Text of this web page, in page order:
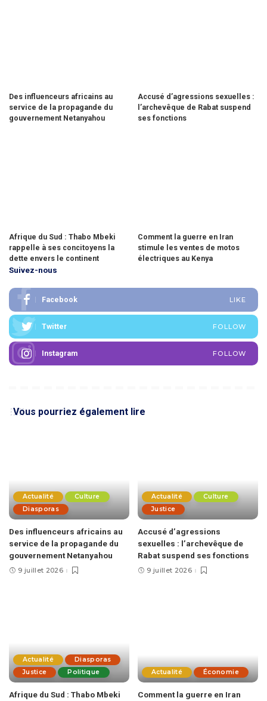
Des influenceurs africains au
service de la propagande du
gouvernement Netanyahou
Accusé d’agressions sexuelles :
l’archevêque de Rabat suspend
ses fonctions
Afrique du Sud : Thabo Mbeki
rappelle à ses concitoyens la
dette envers le continent
Comment la guerre en Iran
stimule les ventes de motos
électriques au Kenya
Suivez-nous
Facebook LIKE
Twitter FOLLOW
Instagram FOLLOW
Vous pourriez également lire
Actualité
Culture
Diasporas
Des influenceurs africains au
service de la propagande du
gouvernement Netanyahou
9 juillet 2026
Actualité
Culture
Justice
Accusé d’agressions
sexuelles : l’archevêque de
Rabat suspend ses fonctions
9 juillet 2026
Actualité
Diasporas
Justice
Politique
Afrique du Sud : Thabo Mbeki
Actualité Économie
Comment la guerre en Iran